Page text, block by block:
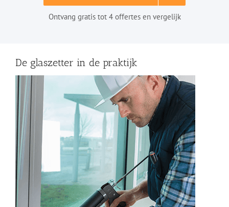
Ontvang gratis tot 4 offertes en vergelijk
De glaszetter in de praktijk